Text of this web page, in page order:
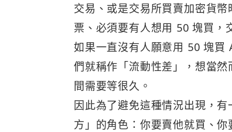
交易、或是交易所買賣加密貨
票、必須要有人想用 50 塊買，
如果一直沒有人願意用 50 塊買
們就稱作「流動性差」，想當
間需要等很久。
因此為了避免這種情況出現，
方」的角色：你要賣他就買、